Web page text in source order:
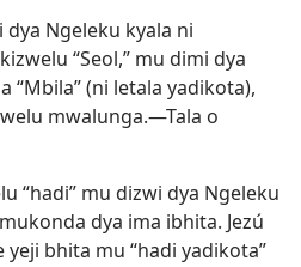
Ngeleku kyala ni
“Seol,” mu dimi dya
“Mbila” (ni letala yadikota),
mwalunga.—Tala o
“hadi” mu dizwi dya Ngeleku
dya ima ibhita. Jezú
yeji bhita mu “hadi yadikota”